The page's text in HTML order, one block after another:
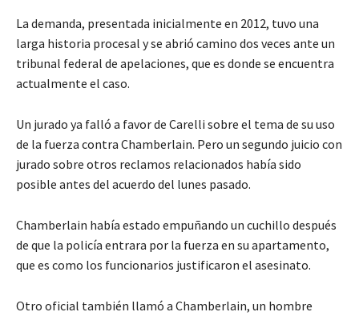
La demanda, presentada inicialmente en 2012, tuvo una
larga historia procesal y se abrió camino dos veces ante un
tribunal federal de apelaciones, que es donde se encuentra
actualmente el caso.
Un jurado ya falló a favor de Carelli sobre el tema de su uso
de la fuerza contra Chamberlain. Pero un segundo juicio con
jurado sobre otros reclamos relacionados había sido
posible antes del acuerdo del lunes pasado.
Chamberlain había estado empuñando un cuchillo después
de que la policía entrara por la fuerza en su apartamento,
que es como los funcionarios justificaron el asesinato.
Otro oficial también llamó a Chamberlain, un hombre